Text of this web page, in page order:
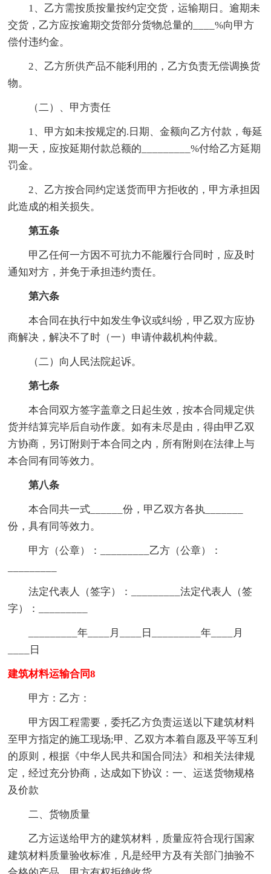
1、乙方需按质按量按约定交货，运输期日。逾期未
交货，乙方应按逾期交货部分货物总量的____%向甲方
偿付违约金。
2、乙方所供产品不能利用的，乙方负责无偿调换货
物。
（二）、甲方责任
1、甲方如未按规定的.日期、金额向乙方付款，每延
期一天，应按延期付款总额的_________%付给乙方延期
罚金。
2、乙方按合同约定送货而甲方拒收的，甲方承担因
此造成的相关损失。
第五条
甲乙任何一方因不可抗力不能履行合同时，应及时
通知对方，并免于承担违约责任。
第六条
本合同在执行中如发生争议或纠纷，甲乙双方应协
商解决，解决不了时（一）申请仲裁机构仲裁。
（二）向人民法院起诉。
第七条
本合同双方签字盖章之日起生效，按本合同规定供
货并结算完毕后自动作废。如有未尽是由，得由甲乙双
方协商，另订附则于本合同之内，所有附则在法律上与
本合同有同等效力。
第八条
本合同共一式______份，甲乙双方各执_______
份，具有同等效力。
甲方（公章）：_________乙方（公章）：
法定代表人（签字）：_________法定代表人（签
字）：_________
_________年____月____日_________年____月
____日
建筑材料运输合同8
甲方：乙方：
甲方因工程需要，委托乙方负责运送以下建筑材料
至甲方指定的施工现场;甲、乙双方本着自愿及平等互利
的原则，根据《中华人民共和国合同法》和相关法律规
定，经过充分协商，达成如下协议：一、运送货物规格
及价款
二、货物质量
乙方运送给甲方的建筑材料，质量应符合现行国家
建筑材料质量验收标准，凡是经甲方及有关部门抽验不